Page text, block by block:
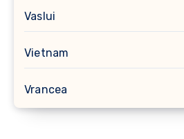
Vaslui
Vietnam
Vrancea